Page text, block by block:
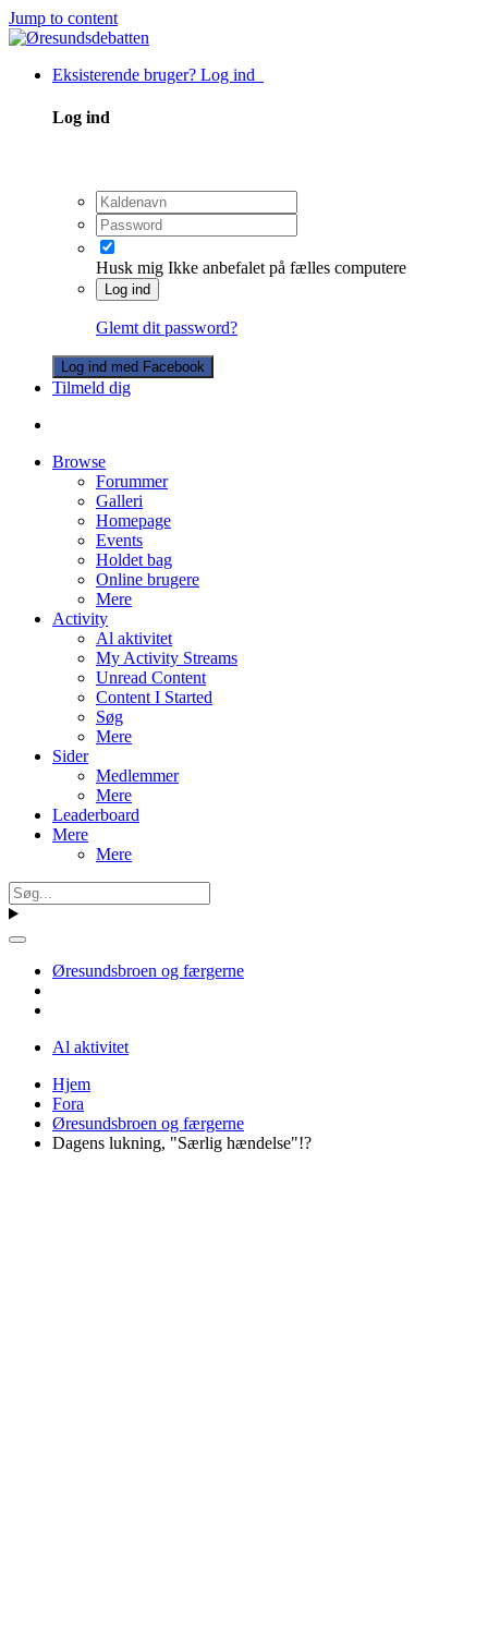
Jump to content
Eksisterende bruger? Log ind
Log ind
Husk mig Ikke anbefalet på fælles computere
Log ind
Glemt dit password?
Log ind med Facebook
Tilmeld dig
Browse
Forummer
Galleri
Homepage
Events
Holdet bag
Online brugere
Mere
Activity
Al aktivitet
My Activity Streams
Unread Content
Content I Started
Søg
Mere
Sider
Medlemmer
Mere
Leaderboard
Mere
Mere
Øresundsbroen og færgerne
Al aktivitet
Hjem
Fora
Øresundsbroen og færgerne
Dagens lukning, "Særlig hændelse"!?